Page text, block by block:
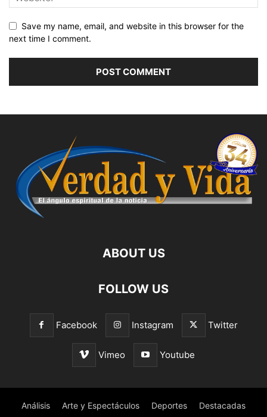
Save my name, email, and website in this browser for the
next time I comment.
ABOUT US
FOLLOW US
Facebook Instagram Twitter
Vimeo Youtube
Análisis Arte y Espectáculos Deportes Destacadas